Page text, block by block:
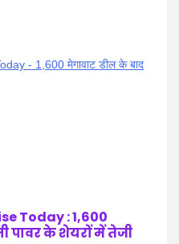
Today : 1,600
पावर के शेयरों में तेजी